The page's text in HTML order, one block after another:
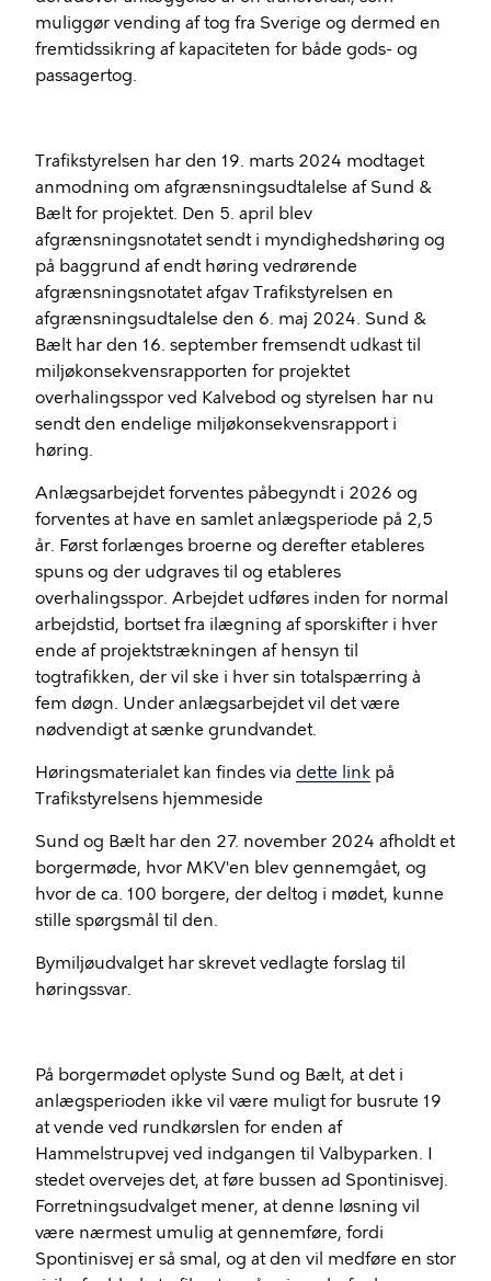
muliggør vending af tog fra Sverige og dermed en
fremtidssikring af kapaciteten for både gods- og
passagertog.
Trafikstyrelsen har den 19. marts 2024 modtaget
anmodning om afgrænsningsudtalelse af Sund &
Bælt for projektet. Den 5. april blev
afgrænsningsnotatet sendt i myndighedshøring og
på baggrund af endt høring vedrørende
afgrænsningsnotatet afgav Trafikstyrelsen en
afgrænsningsudtalelse den 6. maj 2024. Sund &
Bælt har den 16. september fremsendt udkast til
miljøkonsekvensrapporten for projektet
overhalingsspor ved Kalvebod og styrelsen har nu
sendt den endelige miljøkonsekvensrapport i
høring.
Anlægsarbejdet forventes påbegyndt i 2026 og
forventes at have en samlet anlægsperiode på 2,5
år. Først forlænges broerne og derefter etableres
spuns og der udgraves til og etableres
overhalingsspor. Arbejdet udføres inden for normal
arbejdstid, bortset fra ilægning af sporskifter i hver
ende af projektstrækningen af hensyn til
togtrafikken, der vil ske i hver sin totalspærring à
fem døgn. Under anlægsarbejdet vil det være
nødvendigt at sænke grundvandet.
Høringsmaterialet kan findes via dette link på
Trafikstyrelsens hjemmeside
Sund og Bælt har den 27. november 2024 afholdt et
borgermøde, hvor MKV'en blev gennemgået, og
hvor de ca. 100 borgere, der deltog i mødet, kunne
stille spørgsmål til den.
Bymiljøudvalget har skrevet vedlagte forslag til
høringssvar.
På borgermødet oplyste Sund og Bælt, at det i
anlægsperioden ikke vil være muligt for busrute 19
at vende ved rundkørslen for enden af
Hammelstrupvej ved indgangen til Valbyparken. I
stedet overvejes det, at føre bussen ad Spontinisvej.
Forretningsudvalget mener, at denne løsning vil
være nærmest umulig at gennemføre, fordi
Spontinisvej er så smal, og at den vil medføre en stor